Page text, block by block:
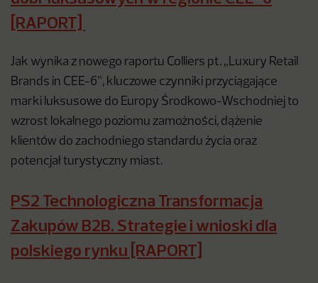
[RAPORT]
Jak wynika z nowego raportu Colliers pt. „Luxury Retail
Brands in CEE-6”, kluczowe czynniki przyciągające
marki luksusowe do Europy Środkowo-Wschodniej to
wzrost lokalnego poziomu zamożności, dążenie
klientów do zachodniego standardu życia oraz
potencjał turystyczny miast.
PS2 Technologiczna Transformacja
Zakupów B2B. Strategie i wnioski dla
polskiego rynku [RAPORT]